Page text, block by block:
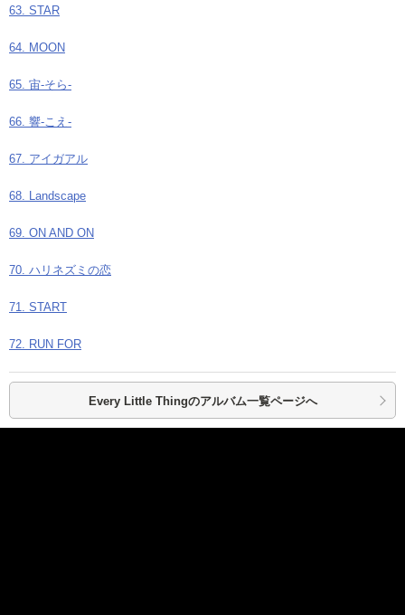
63. STAR
64. MOON
65. 宙-そら-
66. 響-こえ-
67. アイガアル
68. Landscape
69. ON AND ON
70. ハリネズミの恋
71. START
72. RUN FOR
Every Little Thingのアルバム一覧ページへ